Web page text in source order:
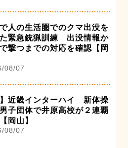
人の生活圏でのクマ出没を
緊急銃猟訓練 出没情報か
撃つまでの対応を確認【岡
08/07
】近畿インターハイ 新体操
子団体で井原高校が２連覇
岡山】
08/07